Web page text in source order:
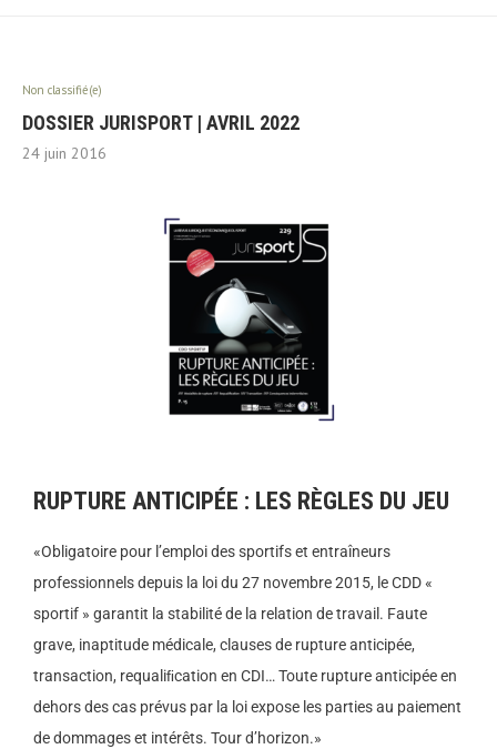
Non classifié(e)
DOSSIER JURISPORT | AVRIL 2022
24 juin 2016
RUPTURE ANTICIPÉE : LES RÈGLES DU JEU
«Obligatoire pour l’emploi des sportifs et entraîneurs
professionnels depuis la loi du 27 novembre 2015, le CDD «
sportif » garantit la stabilité de la relation de travail. Faute
grave, inaptitude médicale, clauses de rupture anticipée,
transaction, requaliﬁcation en CDI… Toute rupture anticipée en
dehors des cas prévus par la loi expose les parties au paiement
de dommages et intérêts. Tour d’horizon.»